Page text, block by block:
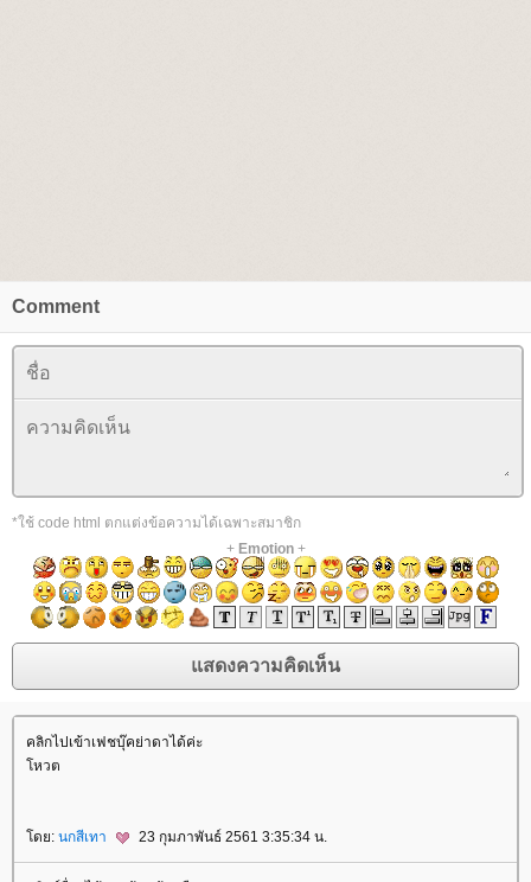
Comment
*ใช้ code html ตกแต่งข้อความได้เฉพาะสมาชิก
+ Emotion+
คลิกไปเข้าเฟชบุ๊คย่าดาได้ค่ะ
หวต
ดย: นกสีเทา 23 กุมภาพันธ์ 2561 3:35:34 น.